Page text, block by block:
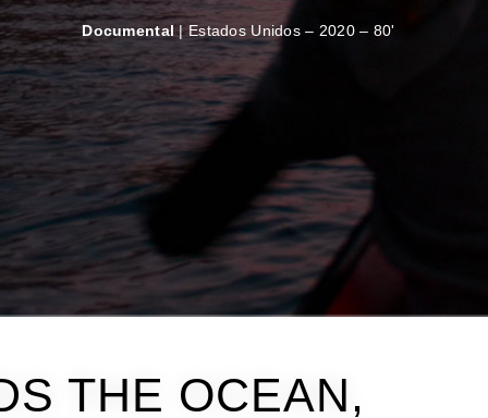
Documental | Estados Unidos – 2020 – 80'
THE OCEAN,